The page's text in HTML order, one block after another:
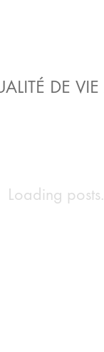
DE
Loading